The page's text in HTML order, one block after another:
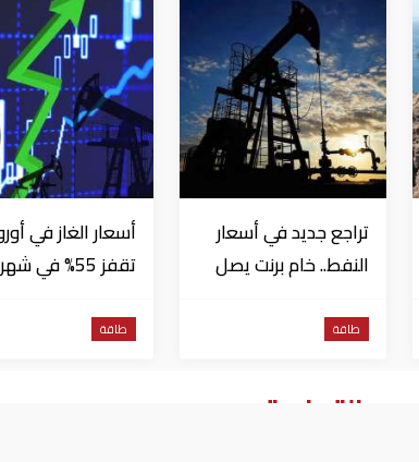
تراجع جديد في أسعار
النفط.. خام برنت يصل
للبرميل
طاقة
أسعار الغاز في
تقفز 55% في شهر
طاقة
التجارية